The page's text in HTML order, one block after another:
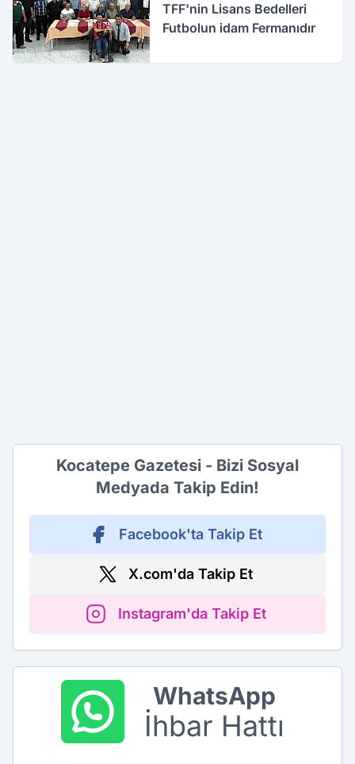
TFF'nin Lisans Bedelleri
Futbolun idam Fermanıdır
Kocatepe Gazetesi - Bizi Sosyal
Medyada Takip Edin!
Facebook'ta Takip Et
X.com'da Takip Et
Instagram'da Takip Et
WhatsApp
İhbar Hattı